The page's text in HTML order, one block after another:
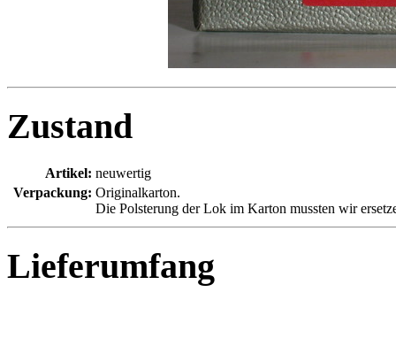
Zustand
Artikel: neuwertig
Verpackung: Originalkarton.
Die Polsterung der Lok im Karton mussten wir
Lieferumfang